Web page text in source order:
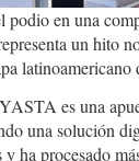
podio en una
un hito
es una
una solución
ha procesado